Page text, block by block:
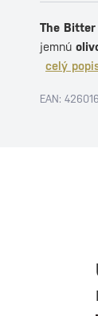
The
jemnú
celý
EAN: